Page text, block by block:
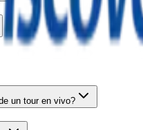
un tour en vivo?